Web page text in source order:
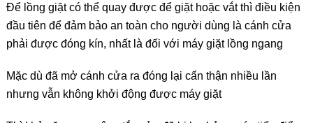
Để lồng giặt có thể quay được để giặt hoặc vắt thì điều kiện
đầu tiên để đảm bảo an toàn cho người dùng là cánh cửa
phải được đóng kín, nhất là đối với máy giặt lồng ngang
Mặc dù đã mở cánh cửa ra đóng lại cẩn thận nhiều lần
nhưng vẫn không khởi động được máy giặt